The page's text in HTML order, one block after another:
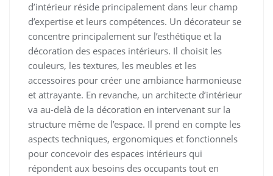
d’intérieur réside principalement dans leur champ
d’expertise et leurs compétences. Un décorateur se
concentre principalement sur l’esthétique et la
décoration des espaces intérieurs. Il choisit les
couleurs, les textures, les meubles et les
accessoires pour créer une ambiance harmonieuse
et attrayante. En revanche, un architecte d’intérieur
va au-delà de la décoration en intervenant sur la
structure même de l’espace. Il prend en compte les
aspects techniques, ergonomiques et fonctionnels
pour concevoir des espaces intérieurs qui
répondent aux besoins des occupants tout en